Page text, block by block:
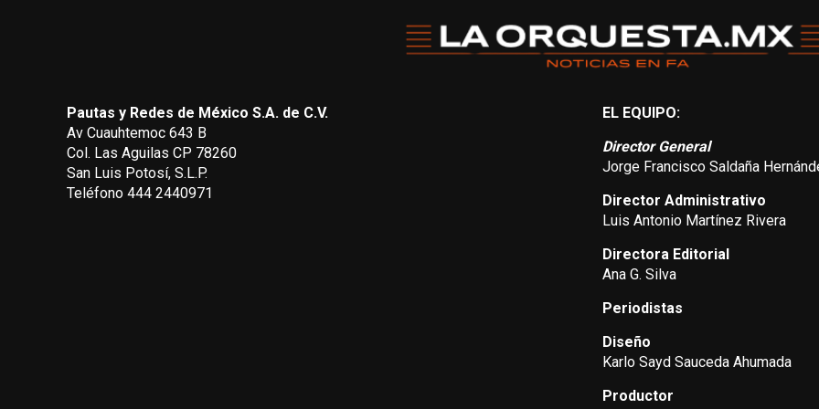
Pautas y Redes de México S.A. de C.V.
Av Cuauhtemoc 643 B
Col. Las Aguilas CP 78260
San Luis Potosí, S.L.P.
Teléfono 444 2440971
EL EQUIPO:
Director General
Jorge Francisco Saldaña
Director Administrativo
Luis Antonio Martínez Rivera
Directora Editorial
Ana G. Silva
Periodistas
Diseño
Karlo Sayd Sauceda Ahumada
Productor